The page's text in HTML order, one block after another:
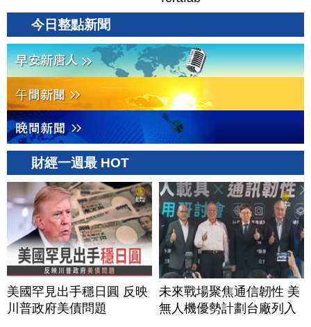
今日整點新聞
財經一週最 HOT
美國罕見出手穩日圓 反映
川普政府美債問題
未來戰場聚焦通信韌性 美
無人機優勢計劃台廠列入